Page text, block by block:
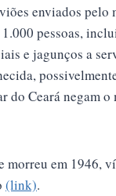
enviados
pessoas,
e jagunços a
Ceará negam
em 1946,
(link).